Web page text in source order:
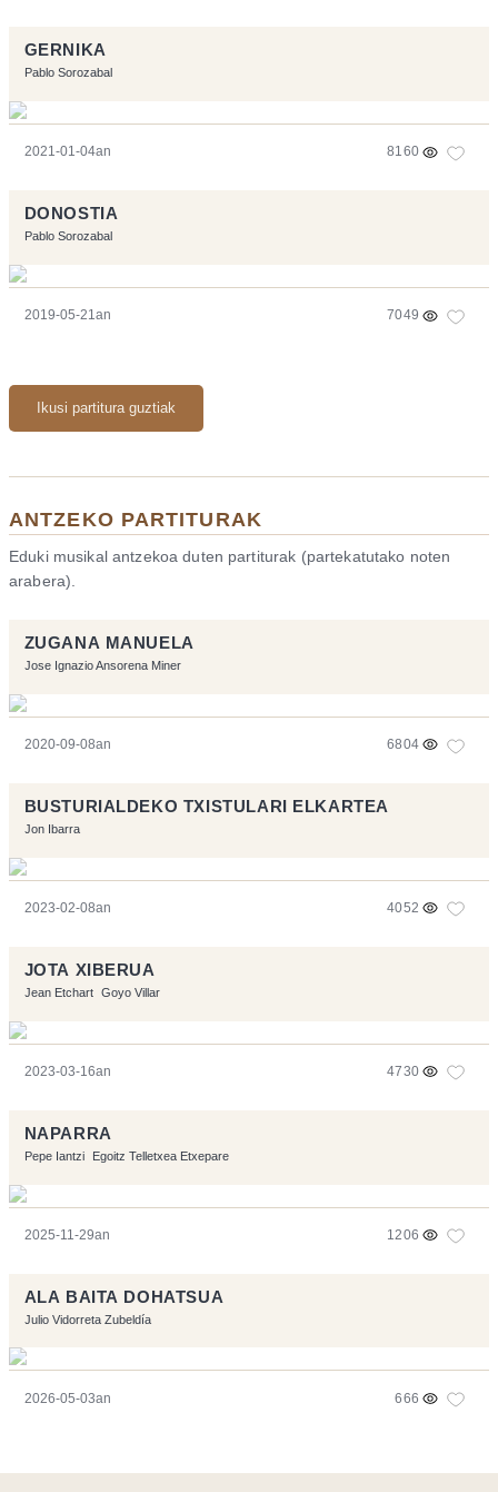
GERNIKA
Pablo Sorozabal
2021-01-04an 8160
DONOSTIA
Pablo Sorozabal
2019-05-21an 7049
Ikusi partitura guztiak
ANTZEKO PARTITURAK
Eduki musikal antzekoa duten partiturak (partekatutako noten
arabera).
ZUGANA MANUELA
Jose Ignazio Ansorena Miner
2020-09-08an 6804
BUSTURIALDEKO TXISTULARI ELKARTEA
Jon Ibarra
2023-02-08an 4052
JOTA XIBERUA
Jean Etchart Goyo Villar
2023-03-16an 4730
NAPARRA
Pepe Iantzi Egoitz Telletxea Etxepare
2025-11-29an 1206
ALA BAITA DOHATSUA
Julio Vidorreta Zubeldía
2026-05-03an 666